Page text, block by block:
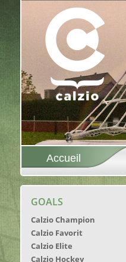
Accueil
GOALS
Calzio Champion
Calzio Favorit
Calzio Elite
Calzio Hockey